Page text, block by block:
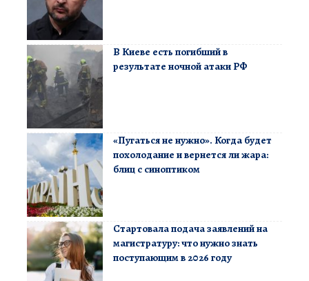
В Киеве есть погибший в
результате ночной атаки РФ
«Пугаться не нужно». Когда будет
похолодание и вернется ли жара:
блиц с синоптиком
Стартовала подача заявлений на
магистратуру: что нужно знать
поступающим в 2026 году